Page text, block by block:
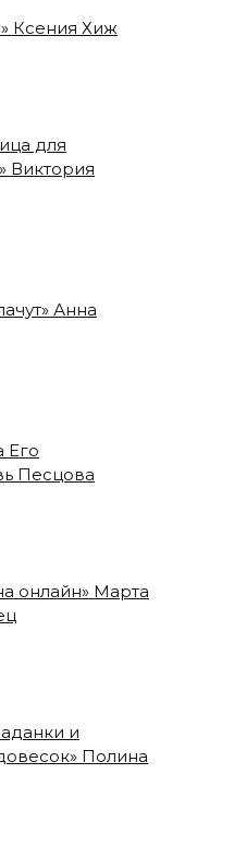
Ксения Хиж
для
Виктория
Анна
Его
Песцова
онлайн» Марта
и
Полина